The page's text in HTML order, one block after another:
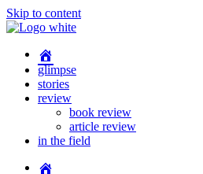
Skip to content
glimpse
stories
review
book review
article review
in the field